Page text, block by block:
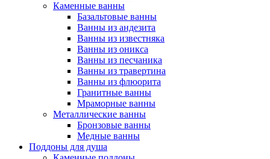
Каменные ванны
Базальтовые ванны
Ванны из андезита
Ванны из известняка
Ванны из оникса
Ванны из песчаника
Ванны из травертина
Ванны из флюорита
Гранитные ванны
Мраморные ванны
Металлические ванны
Бронзовые ванны
Медные ванны
Поддоны для душа